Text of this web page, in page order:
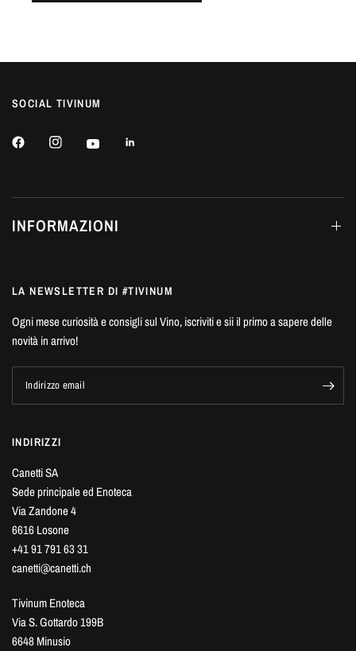
SOCIAL TIVINUM
INFORMAZIONI
LA NEWSLETTER DI #TIVINUM
Ogni mese curiosità e consigli sul Vino, iscriviti e sii il primo a sapere delle
novità in arrivo!
Indirizzo email
INDIRIZZI
Canetti SA
Sede principale ed Enoteca
Via Zandone 4
6616 Losone
+41 91 791 63 31
canetti@canetti.ch
Tivinum Enoteca
Via S. Gottardo 199B
6648 Minusio